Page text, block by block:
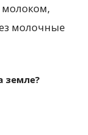
молочные
земле?